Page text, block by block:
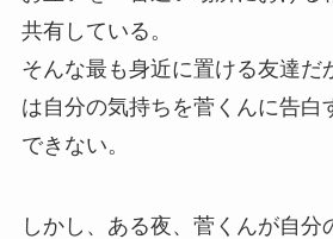
共有している。
そんな最も身近に置ける友達だ
は自分の気持ちを菅くんに告白
できない。
しかし、ある夜、菅くんが自分